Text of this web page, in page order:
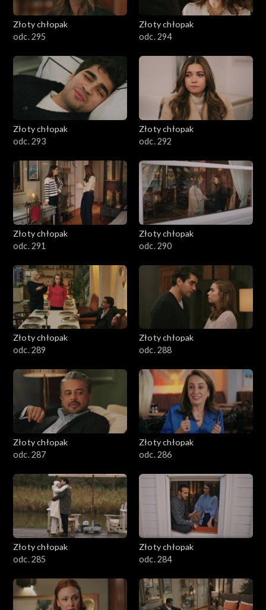
Złoty chłopak
odc. 295
Złoty chłopak
odc. 294
Złoty chłopak
odc. 293
Złoty chłopak
odc. 292
Złoty chłopak
odc. 291
Złoty chłopak
odc. 290
Złoty chłopak
odc. 289
Złoty chłopak
odc. 288
Złoty chłopak
odc. 287
Złoty chłopak
odc. 286
Złoty chłopak
odc. 285
Złoty chłopak
odc. 284